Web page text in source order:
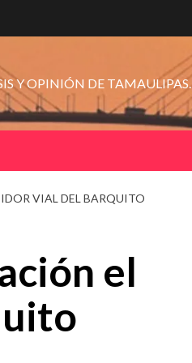
Y OPINIÓN DE TAMAULIPAS.
VIAL DEL BARQUITO
el